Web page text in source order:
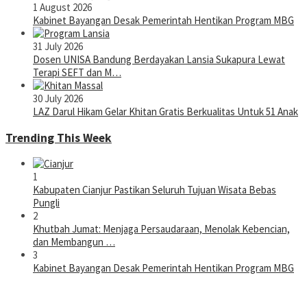
1 August 2026
Kabinet Bayangan Desak Pemerintah Hentikan Program MBG
31 July 2026
Dosen UNISA Bandung Berdayakan Lansia Sukapura Lewat
Terapi SEFT dan M…
30 July 2026
LAZ Darul Hikam Gelar Khitan Gratis Berkualitas Untuk 51 Anak
Trending This Week
1
Kabupaten Cianjur Pastikan Seluruh Tujuan Wisata Bebas
Pungli
2
Khutbah Jumat: Menjaga Persaudaraan, Menolak Kebencian,
dan Membangun …
3
Kabinet Bayangan Desak Pemerintah Hentikan Program MBG